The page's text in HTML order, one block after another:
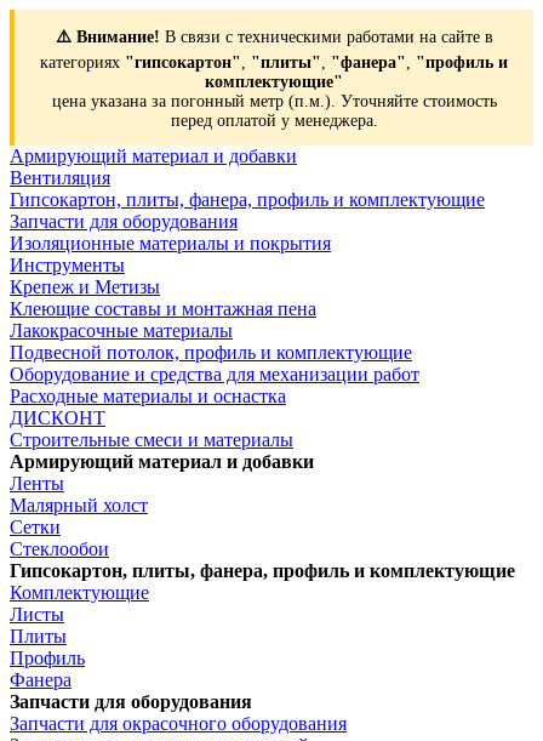
⚠️ Внимание! В связи с техническими работами на сайте в
категориях "гипсокартон", "плиты", "фанера", "профиль и
комплектующие"
цена указана за погонный метр (п.м.). Уточняйте стоимость
перед оплатой у менеджера.
Армирующий материал и добавки
Вентиляция
Гипсокартон, плиты, фанера, профиль и комплектующие
Запчасти для оборудования
Изоляционные материалы и покрытия
Инструменты
Крепеж и Метизы
Клеющие составы и монтажная пена
Лакокрасочные материалы
Подвесной потолок, профиль и комплектующие
Оборудование и средства для механизации работ
Расходные материалы и оснастка
ДИСКОНТ
Строительные смеси и материалы
Армирующий материал и добавки
Ленты
Малярный холст
Сетки
Стеклообои
Гипсокартон, плиты, фанера, профиль и комплектующие
Комплектующие
Листы
Плиты
Профиль
Фанера
Запчасти для оборудования
Запчасти для окрасочного оборудования